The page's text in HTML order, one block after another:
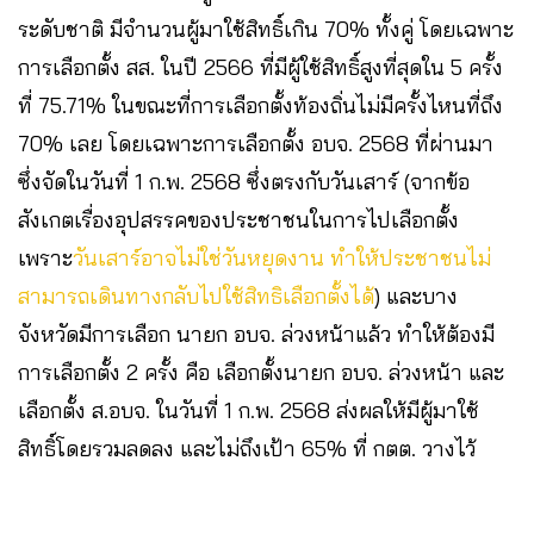
ระดับชาติ มีจำนวนผู้มาใช้สิทธิ์เกิน 70% ทั้งคู่ โดยเฉพาะ
การเลือกตั้ง สส. ในปี 2566 ที่มีผู้ใช้สิทธิ์สูงที่สุดใน 5 ครั้ง
ที่ 75.71% ในขณะที่การเลือกตั้งท้องถิ่นไม่มีครั้งไหนที่ถึง
70% เลย โดยเฉพาะการเลือกตั้ง อบจ. 2568 ที่ผ่านมา
ซึ่งจัดในวันที่ 1 ก.พ. 2568 ซึ่งตรงกับวันเสาร์ (จากข้อ
สังเกตเรื่องอุปสรรคของประชาชนในการไปเลือกตั้ง
เพราะวันเสาร์อาจไม่ใช่วันหยุดงาน ทำให้ประชาชนไม่
สามารถเดินทางกลับไปใช้สิทธิเลือกตั้งได้) และบาง
จังหวัดมีการเลือก นายก อบจ. ล่วงหน้าแล้ว ทำให้ต้องมี
การเลือกตั้ง 2 ครั้ง คือ เลือกตั้งนายก อบจ. ล่วงหน้า และ
เลือกตั้ง ส.อบจ. ในวันที่ 1 ก.พ. 2568 ส่งผลให้มีผู้มาใช้
สิทธิ์โดยรวมลดลง และไม่ถึงเป้า 65% ที่ กตต. วางไว้